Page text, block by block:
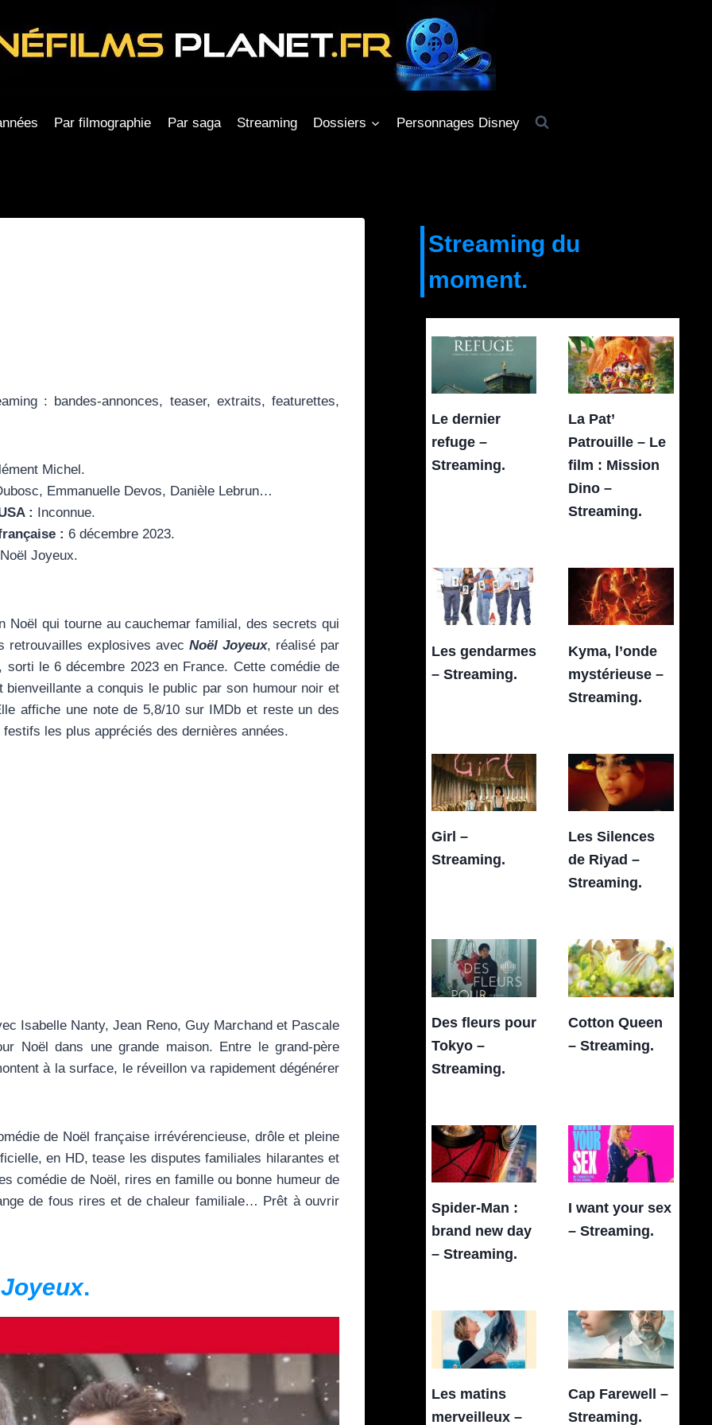
Par filmographie Par saga Streaming Dossiers Personnages Disney
: bandes-annonces, teaser, extraits, featurettes,
Michel.
Emmanuelle Devos, Danièle Lebrun…
: Inconnue.
: 6 décembre 2023.
Joyeux.
Noël qui tourne au cauchemar familial, des secrets qui
retrouvailles explosives avecNoël Joyeux, réalisé par
sorti le 6 décembre 2023 en France. Cette comédie de
bienveillante a conquis le public par son humour noir et
affiche une note de 5,8/10 sur IMDb et reste un des
les plus appréciés des dernières années.
Isabelle Nanty, Jean Reno, Guy Marchand et Pascale
Noël dans une grande maison. Entre le grand-père
à la surface, le réveillon va rapidement dégénérer
de Noël française irrévérencieuse, drôle et pleine
en HD, tease les disputes familiales hilarantes et
comédie de Noël, rires en famille ou bonne humeur de
de fous rires et de chaleur familiale… Prêt à ouvrir
.
Streaming du
moment.
Le dernier
refuge –
Streaming.
La Pat’
Patrouille – Le
film : Mission
Dino –
Streaming.
Les gendarmes
– Streaming.
Kyma, l’onde
mystérieuse –
Streaming.
Girl –
Streaming.
Les Silences
de Riyad –
Streaming.
Des fleurs pour
Tokyo –
Streaming.
Cotton Queen
– Streaming.
Spider-Man :
brand new day
– Streaming.
I want your sex
– Streaming.
Les matins
merveilleux –
Cap Farewell –
Streaming.